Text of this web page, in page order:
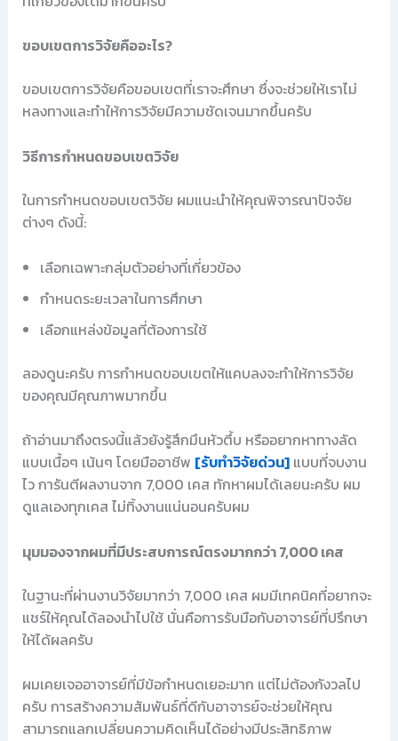
ขอบเขตการวิจัยคืออะไร?
ขอบเขตการวิจัยคือขอบเขตที่เราจะศึกษา ซึ่งจะช่วยให้เราไม่
หลงทางและทำให้การวิจัยมีความชัดเจนมากขึ้นครับ
วิธีการกำหนดขอบเขตวิจัย
ในการกำหนดขอบเขตวิจัย ผมแนะนำให้คุณพิจารณาปัจจัย
ต่างๆ ดังนี้:
เลือกเฉพาะกลุ่มตัวอย่างที่เกี่ยวข้อง
กำหนดระยะเวลาในการศึกษา
เลือกแหล่งข้อมูลที่ต้องการใช้
ลองดูนะครับ การกำหนดขอบเขตให้แคบลงจะทำให้การวิจัย
ของคุณมีคุณภาพมากขึ้น
ถ้าอ่านมาถึงตรงนี้แล้วยังรู้สึกมึนหัวตึ้บ หรืออยากหาทางลัด
แบบเนื้อๆ เน้นๆ โดยมืออาชีพ [รับทำวิจัยด่วน]แบบที่จบงาน
ไว การันตีผลงานจาก 7,000 เคส ทักหาผมได้เลยนะครับ ผม
ดูแลเองทุกเคส ไม่ทิ้งงานแน่นอนครับผม
มุมมองจากผมที่มีประสบการณ์ตรงมากกว่า 7,000 เคส
ในฐานะที่ผ่านงานวิจัยมากว่า 7,000 เคส ผมมีเทคนิคที่อยากจะ
แชร์ให้คุณได้ลองนำไปใช้ นั่นคือการรับมือกับอาจารย์ที่ปรึกษา
ให้ได้ผลครับ
ผมเคยเจออาจารย์ที่มีข้อกำหนดเยอะมาก แต่ไม่ต้องกังวลไป
ครับ การสร้างความสัมพันธ์ที่ดีกับอาจารย์จะช่วยให้คุณ
สามารถแลกเปลี่ยนความคิดเห็นได้อย่างมีประสิทธิภาพ